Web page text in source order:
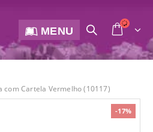
MENU
com Cartela Vermelho (10117)
-17%